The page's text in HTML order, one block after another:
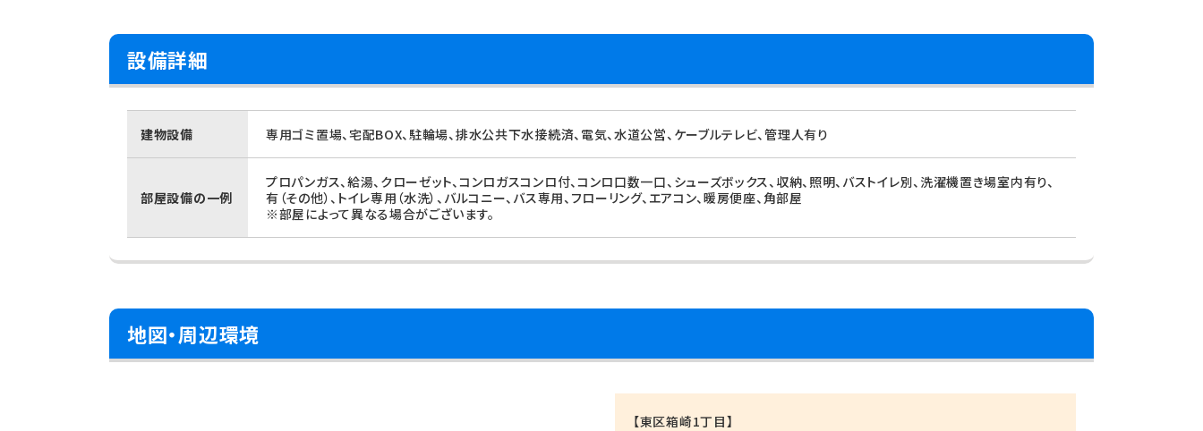
設備詳細
建物設備 専用ゴミ置場、宅配BOX、駐輪場、排水公共下水接続済、電気、水道公営、ケーブルテレビ、管理人有り
部屋設備の一例
プロパンガス、給湯、クローゼット、コンロガスコンロ付、コンロ口数一口、シューズボックス、収納、照明、バストイレ別、洗濯機置き場室内有り、
有（その他）、トイレ専用（水洗）、バルコニー、バス専用、フローリング、エアコン、暖房便座、角部屋
※部屋によって異なる場合がございます。
地図・周辺環境
【東区箱崎1丁目】